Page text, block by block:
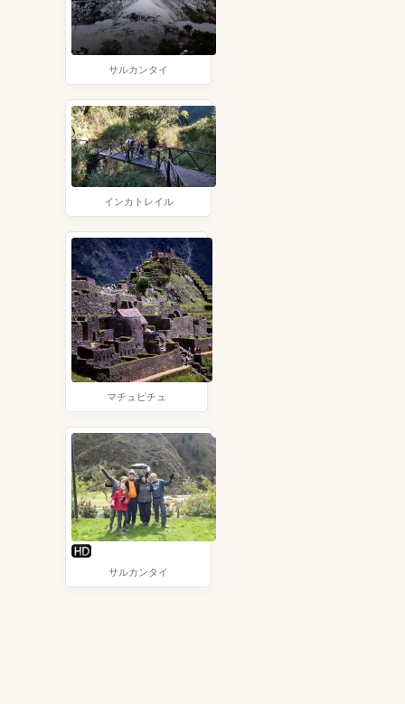
サルカンタイ
インカトレイル
マチュピチュ
サルカンタイ